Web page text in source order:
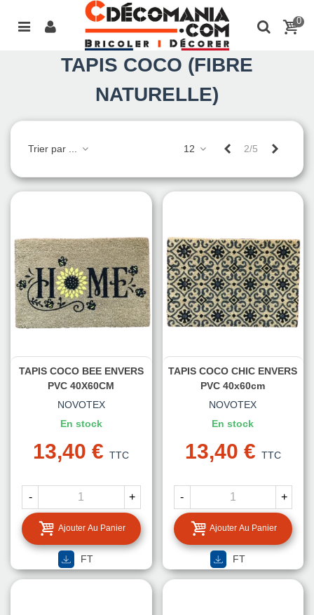
0
TAPIS COCO (FIBRE
NATURELLE)
Trier par ... 12 Précédent
2/5
TAPIS COCO BEE ENVERS
PVC 40X60CM
NOVOTEX
En stock
13,40 € TTC
- +
Ajouter Au Panier
FT
TAPIS COCO CHIC ENVERS
PVC 40x60cm
NOVOTEX
En stock
13,40 € TTC
- +
Ajouter Au Panier
FT